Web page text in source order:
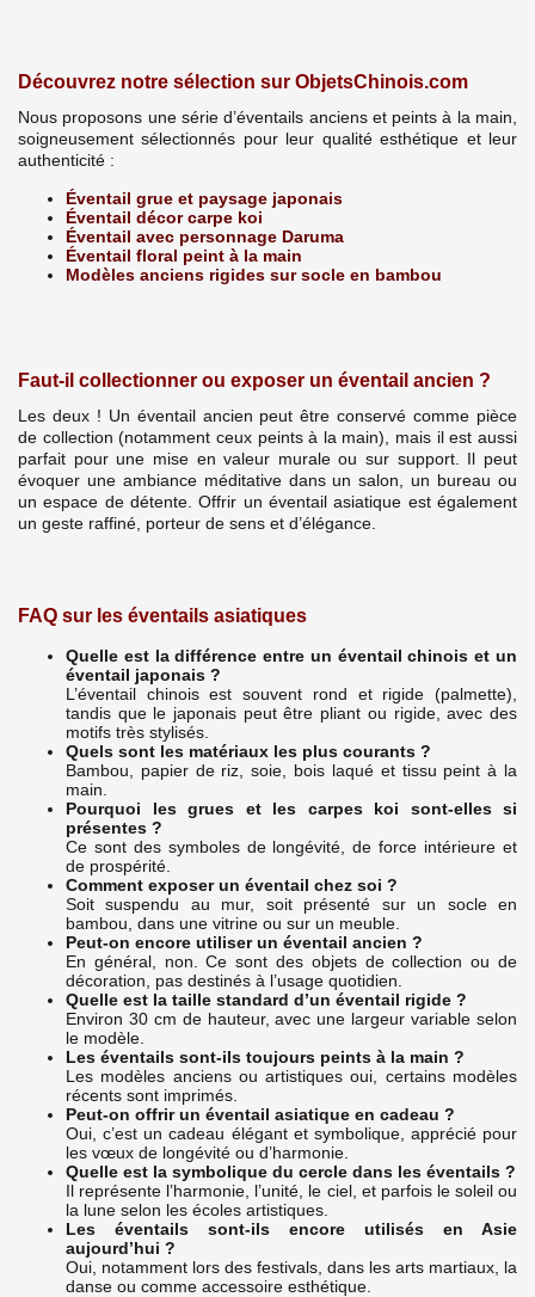
Découvrez notre sélection sur ObjetsChinois.com
Nous proposons une série d’éventails anciens et peints à la main,
soigneusement sélectionnés pour leur qualité esthétique et leur
authenticité :
Éventail grue et paysage japonais
Éventail décor carpe koi
Éventail avec personnage Daruma
Éventail floral peint à la main
Modèles anciens rigides sur socle en bambou
Faut-il collectionner ou exposer un éventail ancien ?
Les deux ! Un éventail ancien peut être conservé comme pièce
de collection (notamment ceux peints à la main), mais il est aussi
parfait pour une mise en valeur murale ou sur support. Il peut
évoquer une ambiance méditative dans un salon, un bureau ou
un espace de détente. Offrir un éventail asiatique est également
un geste raffiné, porteur de sens et d’élégance.
FAQ sur les éventails asiatiques
Quelle est la différence entre un éventail chinois et un
éventail japonais ?
L’éventail chinois est souvent rond et rigide (palmette),
tandis que le japonais peut être pliant ou rigide, avec des
motifs très stylisés.
Quels sont les matériaux les plus courants ?
Bambou, papier de riz, soie, bois laqué et tissu peint à la
main.
Pourquoi les grues et les carpes koi sont-elles si
présentes ?
Ce sont des symboles de longévité, de force intérieure et
de prospérité.
Comment exposer un éventail chez soi ?
Soit suspendu au mur, soit présenté sur un socle en
bambou, dans une vitrine ou sur un meuble.
Peut-on encore utiliser un éventail ancien ?
En général, non. Ce sont des objets de collection ou de
décoration, pas destinés à l’usage quotidien.
Quelle est la taille standard d’un éventail rigide ?
Environ 30 cm de hauteur, avec une largeur variable selon
le modèle.
Les éventails sont-ils toujours peints à la main ?
Les modèles anciens ou artistiques oui, certains modèles
récents sont imprimés.
Peut-on offrir un éventail asiatique en cadeau ?
Oui, c’est un cadeau élégant et symbolique, apprécié pour
les vœux de longévité ou d’harmonie.
Quelle est la symbolique du cercle dans les éventails ?
Il représente l’harmonie, l’unité, le ciel, et parfois le soleil ou
la lune selon les écoles artistiques.
Les éventails sont-ils encore utilisés en Asie
aujourd’hui ?
Oui, notamment lors des festivals, dans les arts martiaux, la
danse ou comme accessoire esthétique.